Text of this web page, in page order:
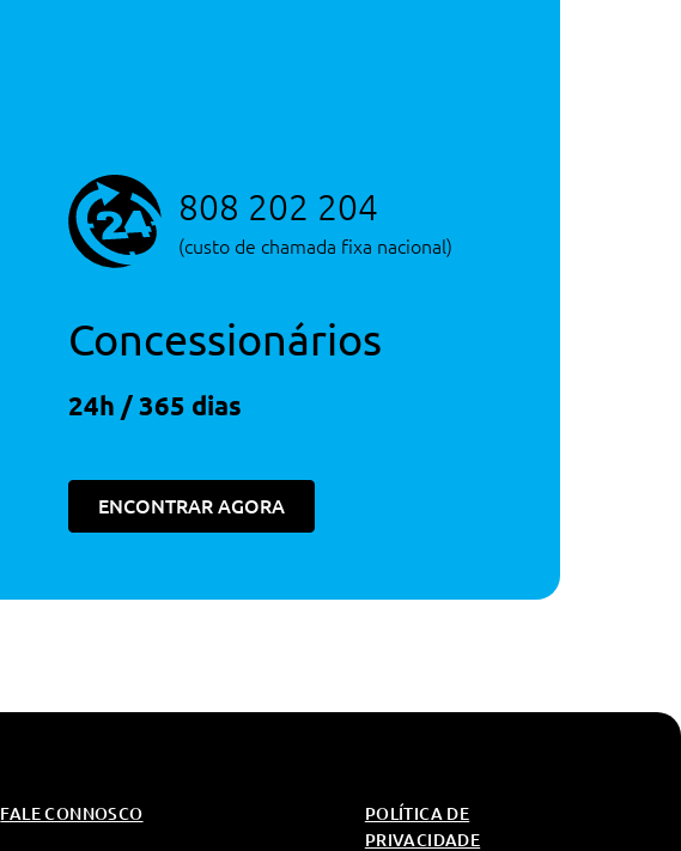
808 202 204
(custo de chamada fixa nacional)
Concessionários
24h / 365 dias
ENCONTRAR AGORA
FALE CONNOSCO
POLÍTICA DE
PRIVACIDADE